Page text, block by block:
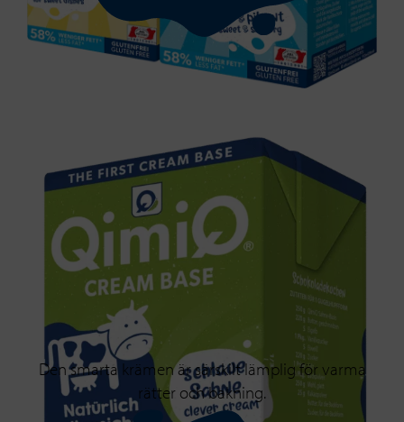
Den smarta krämen är särskilt lämplig för varma
rätter och bakning.